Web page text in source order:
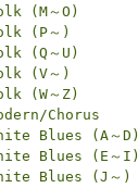
(M～O)
(P～)
(Q～U)
(V～)
(W～Z)
Chorus
Blues (A～D)
Blues (E～I)
Blues (J～)